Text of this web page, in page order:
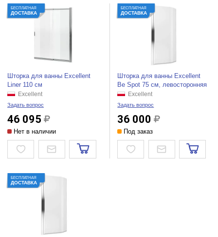
БЕСПЛАТНАЯ
ДОСТАВКА
Шторка для ванны Excellent
Liner 110 см
Excellent
Задать вопрос
46 095
Нет в наличии
БЕСПЛАТНАЯ
ДОСТАВКА
Шторка для ванны Excellent
Be Spot 75 см, левосторонняя
Excellent
Задать вопрос
36 000
Под заказ
БЕСПЛАТНАЯ
ДОСТАВКА